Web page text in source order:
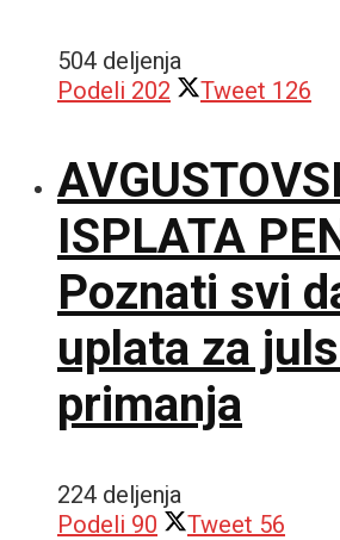
504 deljenja
Podeli 202 Tweet 126
ISPLATA
Poznati svi
uplata za
primanja
224 deljenja
Podeli 90 Tweet 56